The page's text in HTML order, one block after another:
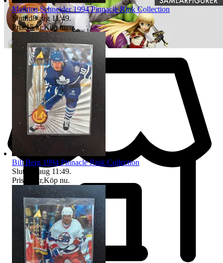
Mathieu Schneider 1994 Pinnacle Rink Collection
Sluttid8 aug 11:49.
Pris:15 kr,Köp nu.
Bill Berg 1994 Pinnacle Rink Collection
Sluttid
8 aug 11:49.
Pris:
15 kr,Köp nu.